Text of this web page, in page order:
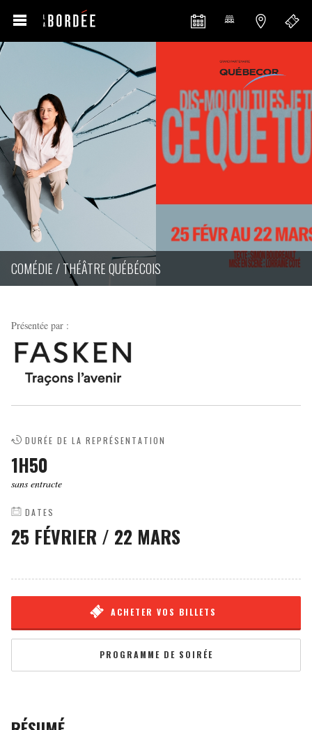
COMÉDIE / THÉÂTRE QUÉBÉCOIS
Présentée par :
DURÉE DE LA REPRÉSENTATION
1H50
sans entracte
DATES
25 FÉVRIER / 22 MARS
ACHETER VOS BILLETS
PROGRAMME DE SOIRÉE